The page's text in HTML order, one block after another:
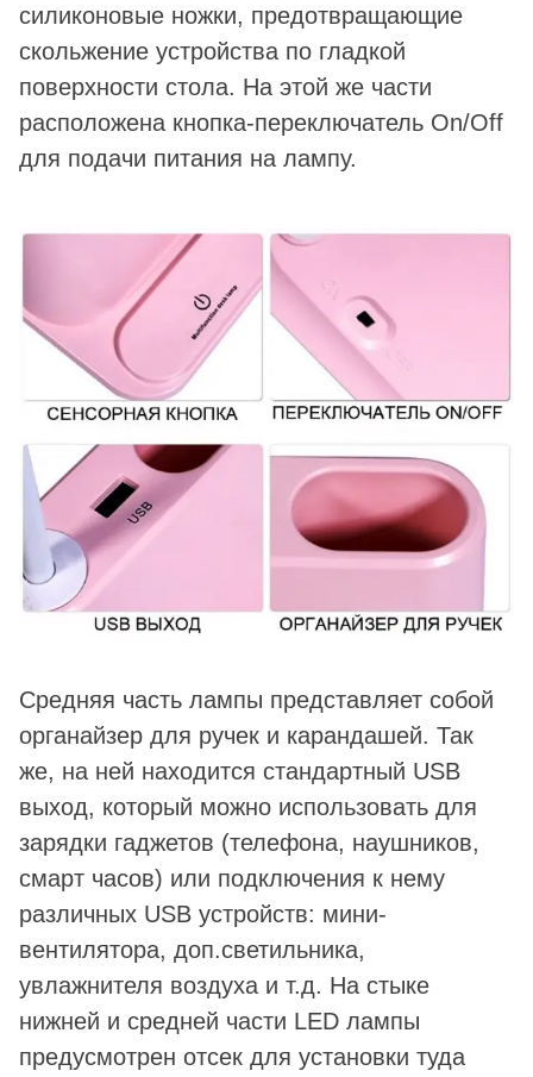
силиконовые ножки, предотвращающие
скольжение устройства по гладкой
поверхности стола. На этой же части
расположена кнопка-переключатель On/Off
для подачи питания на лампу.
Средняя часть лампы представляет собой
органайзер для ручек и карандашей. Так
же, на ней находится стандартный USB
выход, который можно использовать для
зарядки гаджетов (телефона, наушников,
смарт часов) или подключения к нему
различных USB устройств: мини-
вентилятора, доп.светильника,
увлажнителя воздуха и т.д. На стыке
нижней и средней части LED лампы
предусмотрен отсек для установки туда